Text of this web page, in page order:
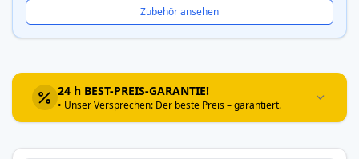
Zubehör ansehen
24 h BEST-PREIS-GARANTIE!
• Unser Versprechen: Der beste Preis – garantiert.